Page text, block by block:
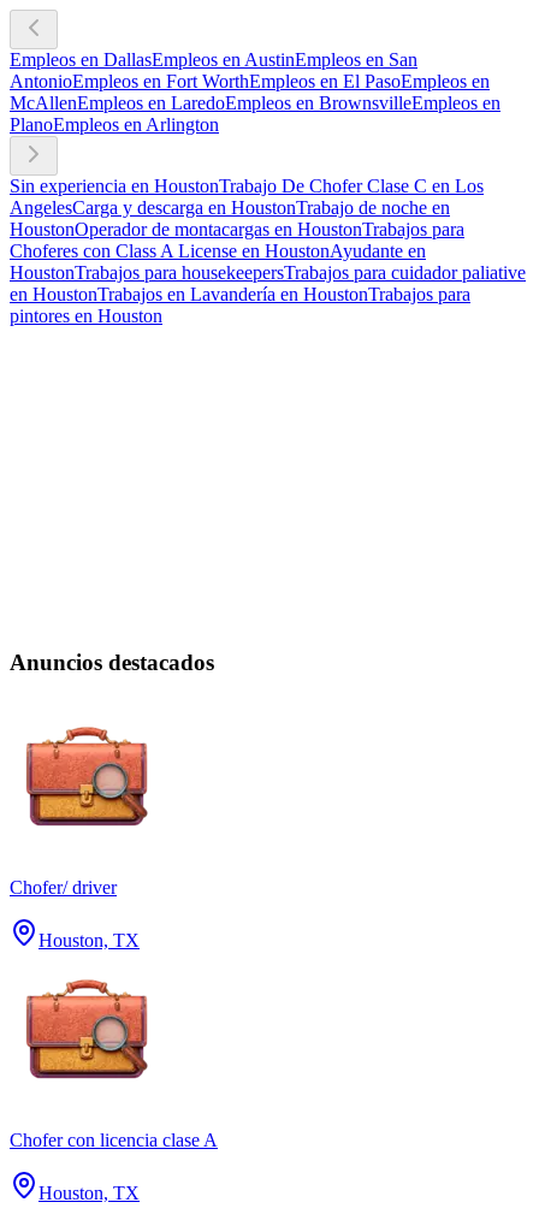
Empleos en DallasEmpleos en AustinEmpleos en San
AntonioEmpleos en Fort WorthEmpleos en El PasoEmpleos en
McAllenEmpleos en LaredoEmpleos en BrownsvilleEmpleos en
PlanoEmpleos en Arlington
Sin experiencia en HoustonTrabajo De Chofer Clase C en Los
AngelesCarga y descarga en HoustonTrabajo de noche en
HoustonOperador de montacargas en HoustonTrabajos para
Choferes con Class A License en HoustonAyudante en
HoustonTrabajos para housekeepersTrabajos para cuidador paliative
en HoustonTrabajos en Lavandería en HoustonTrabajos para
pintores en Houston
Anuncios destacados
Chofer/ driver
Houston, TX
Chofer con licencia clase A
Houston, TX